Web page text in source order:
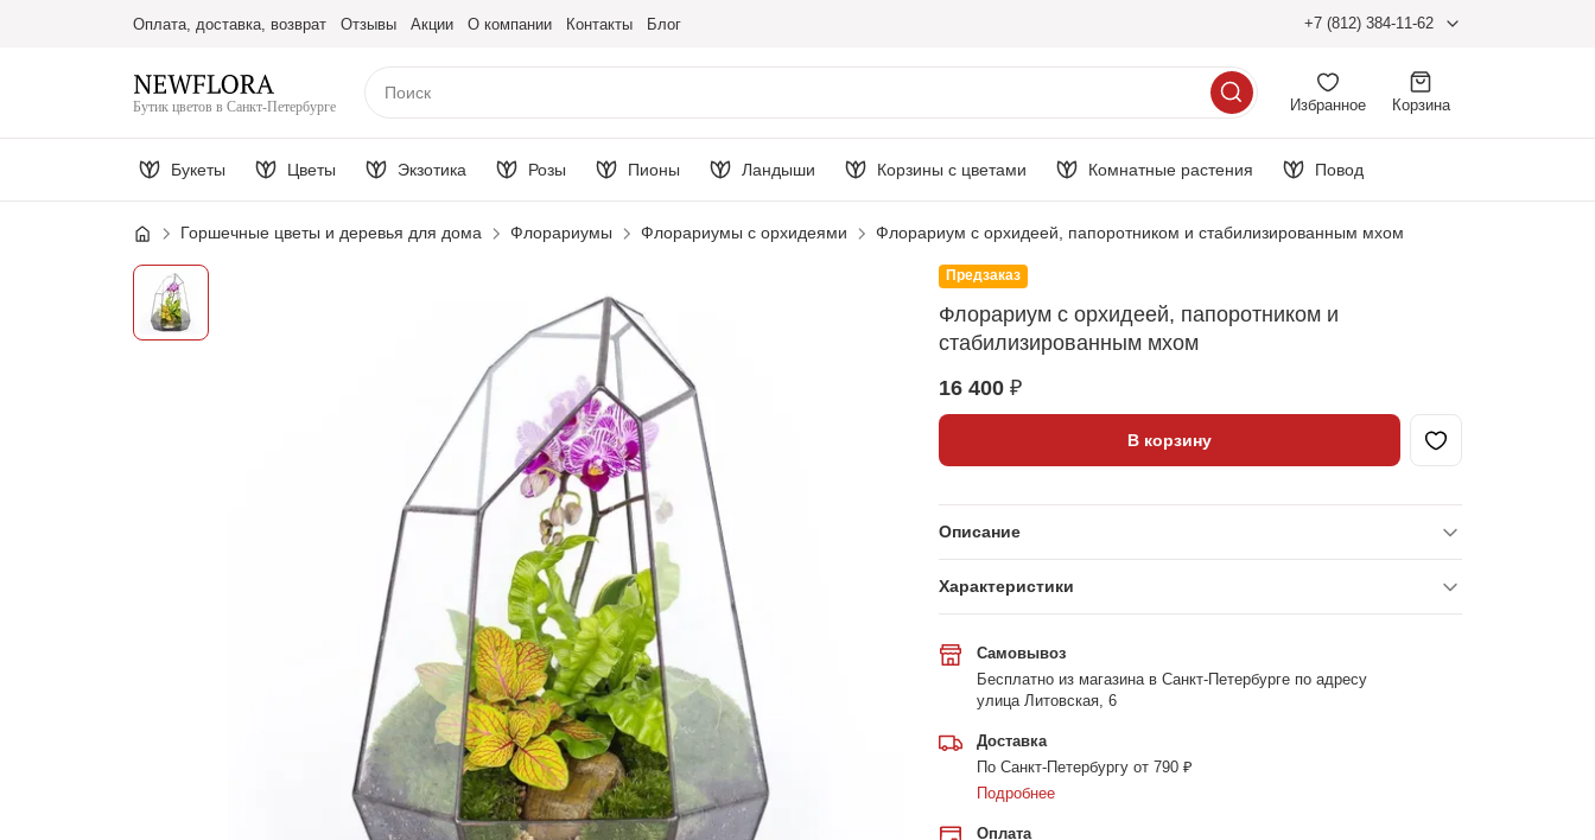
Оплата, доставка, возврат Отзывы Акции О компании Контакты Блог +7 (812) 384-11-62
Бутик цветов в Санкт-Петербурге Избранное Корзина
Букеты Цветы Экзотика Розы Пионы Ландыши Корзины с цветами Комнатные растения Повод
Горшечные цветы и деревья для дома Флорариумы Флорариумы с орхидеями Флорариум с орхидеей, папоротником и стабилизированным мхом
Предзаказ
Флорариум с орхидеей, папоротником и
стабилизированным мхом
16 400 ₽
В корзину
Описание
Характеристики
Самовывоз
Бесплатно из магазина в Санкт-Петербурге по адресу
улица Литовская, 6
Доставка
По Санкт-Петербургу от 790 ₽
Подробнее
Оплата